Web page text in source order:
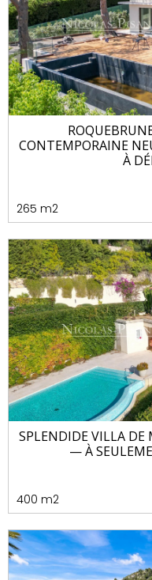
CONTEMPORAINE
À
265 m2
SPLENDIDE VILLA DE
— À
400 m2